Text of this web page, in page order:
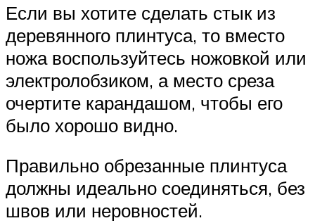
Если вы хотите сделать стык из
деревянного плинтуса, то вместо
ножа воспользуйтесь ножовкой или
электролобзиком, а место среза
очертите карандашом, чтобы его
было хорошо видно.
Правильно обрезанные плинтуса
должны идеально соединяться, без
швов или неровностей.